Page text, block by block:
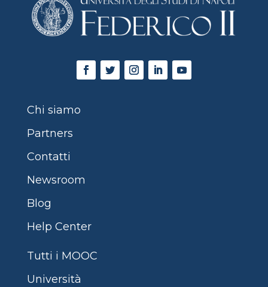
Chi siamo
Partners
Contatti
Newsroom
Blog
Help Center
Tutti i MOOC
Università